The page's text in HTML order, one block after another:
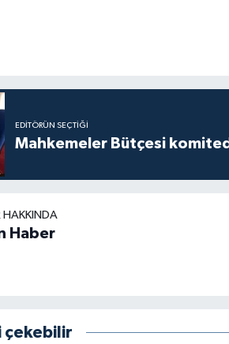
EDITÖRÜN SEÇTIĞI
Mahkemeler Bütçesi
HAKKINDA
Haber
çekebilir